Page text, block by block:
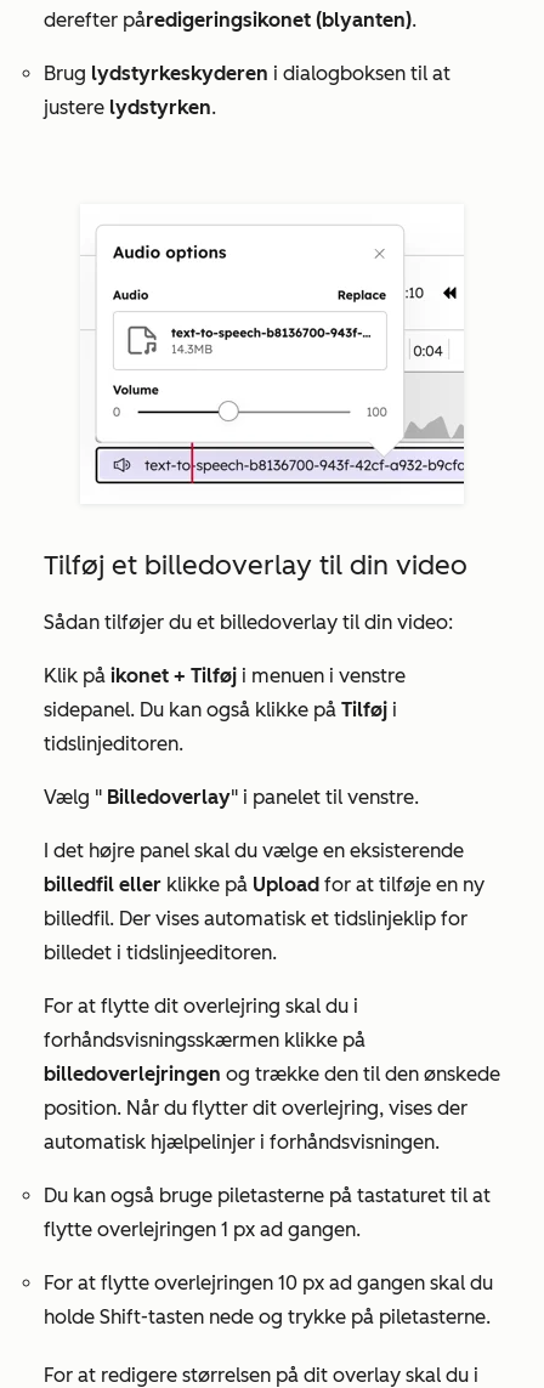
derefter påredigeringsikonet (blyanten).
Brug lydstyrkeskyderen i dialogboksen til at
justere lydstyrken.
Tilføj et billedoverlay til din video
Sådan tilføjer du et billedoverlay til din video:
Klik på ikonet + Tilføj i menuen i venstre
sidepanel. Du kan også klikke på Tilføj i
tidslinjeditoren.
Vælg " Billedoverlay" i panelet til venstre.
I det højre panel skal du vælge en eksisterende
billedfil eller klikke på Upload for at tilføje en ny
billedfil. Der vises automatisk et tidslinjeklip for
billedet i tidslinjeeditoren.
For at flytte dit overlejring skal du i
forhåndsvisningsskærmen klikke på
billedoverlejringen og trække den til den ønskede
position. Når du flytter dit overlejring, vises der
automatisk hjælpelinjer i forhåndsvisningen.
Du kan også bruge piletasterne på tastaturet til at
flytte overlejringen 1 px ad gangen.
For at flytte overlejringen 10 px ad gangen skal du
holde Shift-tasten nede og trykke på piletasterne.
For at redigere størrelsen på dit overlay skal du i